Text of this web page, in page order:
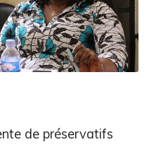
de préservatifs